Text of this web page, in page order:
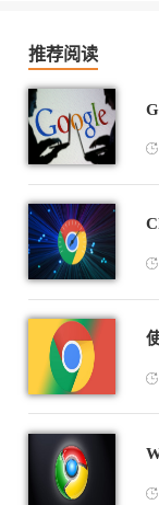
推荐阅读